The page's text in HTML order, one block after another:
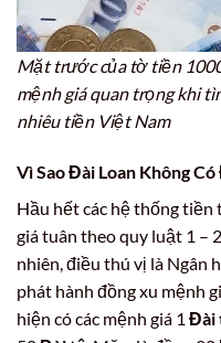
Mặt trước của tờ tiền
mệnh giá quan trọng khi
nhiêu tiền Việt Nam
Vì Sao Đài Loan Không
Hầu hết các hệ thống tiền
giá tuân theo quy luật 1 –
nhiên, điều thú vị là Ngân
phát hành đồng xu mệnh
hiện có các mệnh giá 1 Đài